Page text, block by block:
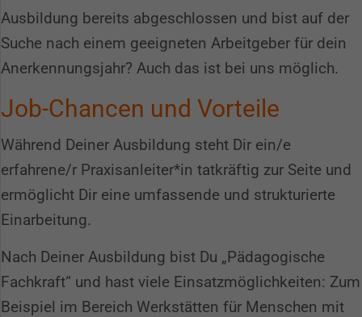
Ausbildung bereits abgeschlossen und bist auf der
Suche nach einem geeigneten Arbeitgeber für dein
Anerkennungsjahr? Auch das ist bei uns möglich.
Job-Chancen und Vorteile
Während Deiner Ausbildung steht Dir ein/e
erfahrene/r Praxisanleiter*in tatkräftig zur Seite und
ermöglicht Dir eine umfassende und strukturierte
Einarbeitung.
Nach Deiner Ausbildung bist Du „Pädagogische
Fachkraft“ und hast viele Einsatzmöglichkeiten: Zum
Beispiel im Bereich Werkstätten für Menschen mit